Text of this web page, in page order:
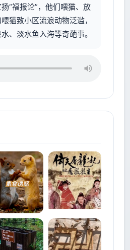
“福报论”，他们喂猫、放
猫致小区流浪动物泛滥，
、淡水鱼入海等奇葩事。